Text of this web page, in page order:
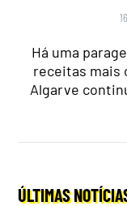
Há uma
receitas mais
Algarve
ÚLTIMAS